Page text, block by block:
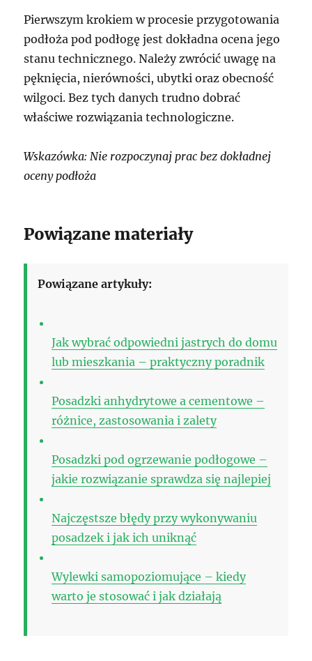
Pierwszym krokiem w procesie przygotowania
podłoża pod podłogę jest dokładna ocena jego
stanu technicznego. Należy zwrócić uwagę na
pęknięcia, nierówności, ubytki oraz obecność
wilgoci. Bez tych danych trudno dobrać
właściwe rozwiązania technologiczne.
Wskazówka: Nie rozpoczynaj prac bez dokładnej
oceny podłoża
Powiązane materiały
Powiązane artykuły:
Jak wybrać odpowiedni jastrych do domu
lub mieszkania – praktyczny poradnik
Posadzki anhydrytowe a cementowe –
różnice, zastosowania i zalety
Posadzki pod ogrzewanie podłogowe –
jakie rozwiązanie sprawdza się najlepiej
Najczęstsze błędy przy wykonywaniu
posadzek i jak ich uniknąć
Wylewki samopoziomujące – kiedy
warto je stosować i jak działają